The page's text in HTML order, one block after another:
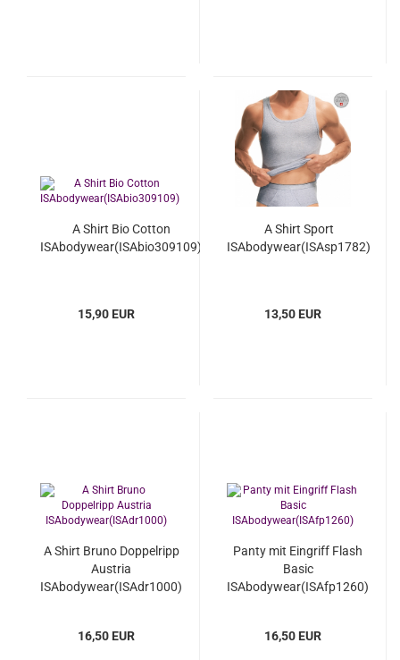
A Shirt Bio Cotton
ISAbodywear(ISAbio309109)
15,90 EUR
A Shirt Sport
ISAbodywear(ISAsp1782)
13,50 EUR
A Shirt Bruno Doppelripp
Austria
ISAbodywear(ISAdr1000)
16,50 EUR
Panty mit Eingriff Flash
Basic
ISAbodywear(ISAfp1260)
16,50 EUR